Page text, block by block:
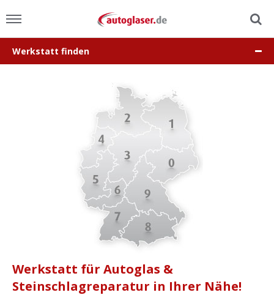
Scheibensuche
Ist Ihre Werkstatt schon dabei?
Werkstatt finden
Werkstatt für Autoglas &
Steinschlagreparatur in Ihrer Nähe!